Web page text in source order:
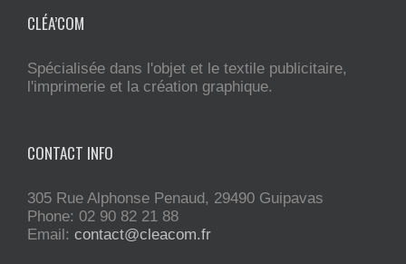
CLÉA’COM
Spécialisée dans l'objet et le textile publicitaire,
l'imprimerie et la création graphique.
CONTACT INFO
305 Rue Alphonse Penaud, 29490 Guipavas
Phone: 02 90 82 21 88
Email: contact@cleacom.fr